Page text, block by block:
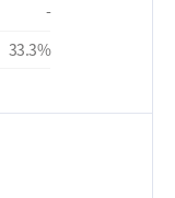
-
33.3%